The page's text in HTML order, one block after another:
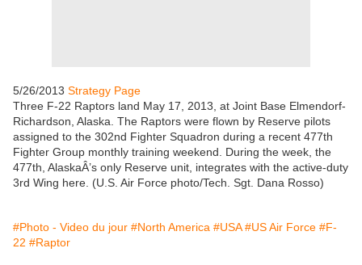
5/26/2013 Strategy Page
Three F-22 Raptors land May 17, 2013, at Joint Base Elmendorf-
Richardson, Alaska. The Raptors were flown by Reserve pilots
assigned to the 302nd Fighter Squadron during a recent 477th
Fighter Group monthly training weekend. During the week, the
477th, AlaskaÂ’s only Reserve unit, integrates with the active-duty
3rd Wing here. (U.S. Air Force photo/Tech. Sgt. Dana Rosso)
#Photo - Video du jour #North America #USA #US Air Force #F-
22 #Raptor